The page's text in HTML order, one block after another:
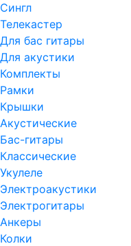
Сингл
Телекастер
Для бас гитары
Для акустики
Комплекты
Рамки
Крышки
Акустические
Бас-гитары
Классические
Укулеле
Электроакустики
Электрогитары
Анкеры
Колки